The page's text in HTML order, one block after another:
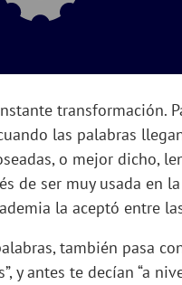
transformación.
las palabras
o mejor dicho,
de ser muy usada
la aceptó entre
también pasa
y antes te decían “a